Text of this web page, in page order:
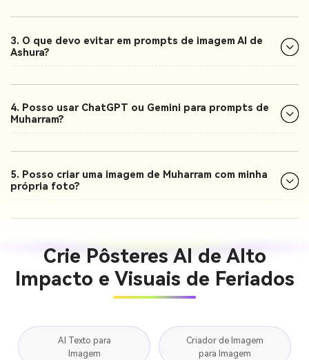
3. O que devo evitar em prompts de imagem AI de
Ashura?
4. Posso usar ChatGPT ou Gemini para prompts de
Muharram?
5. Posso criar uma imagem de Muharram com minha
própria foto?
Crie Pôsteres AI de Alto
Impacto e Visuais de Feriados
AI Texto para
Imagem
Criador de Imagem
para Imagem